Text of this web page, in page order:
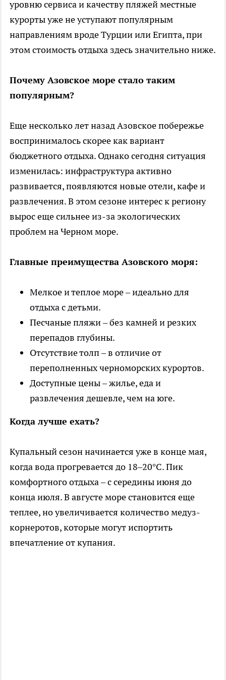
уровню сервиса и качеству пляжей местные
курорты уже не уступают популярным
направлениям вроде Турции или Египта, при
этом стоимость отдыха здесь значительно ниже.
Почему Азовское море стало таким
популярным?
Еще несколько лет назад Азовское побережье
воспринималось скорее как вариант
бюджетного отдыха. Однако сегодня ситуация
изменилась: инфраструктура активно
развивается, появляются новые отели, кафе и
развлечения. В этом сезоне интерес к региону
вырос еще сильнее из-за экологических
проблем на Черном море.
Главные преимущества Азовского моря:
Мелкое и теплое море – идеально для
отдыха с детьми.
Песчаные пляжи – без камней и резких
перепадов глубины.
Отсутствие толп – в отличие от
переполненных черноморских курортов.
Доступные цены – жилье, еда и
развлечения дешевле, чем на юге.
Когда лучше ехать?
Купальный сезон начинается уже в конце мая,
когда вода прогревается до 18–20°C. Пик
комфортного отдыха – с середины июня до
конца июля. В августе море становится еще
теплее, но увеличивается количество медуз-
корнеротов, которые могут испортить
впечатление от купания.